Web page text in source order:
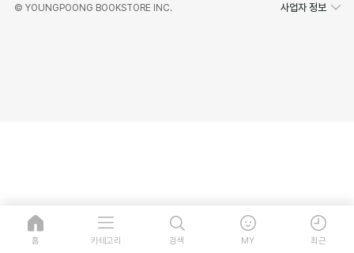
© YOUNGPOONG BOOKSTORE INC. 사업자 정보
홈 카테고리 검색 MY 최근